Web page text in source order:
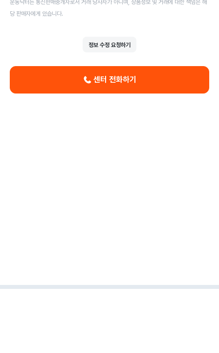
운동닥터는 통신판매중개자로서 거래 당사자가 아니며, 상품정보 및 거래에 대한 책임은 해
당 판매자에게 있습니다.
정보 수정 요청하기
센터 전화하기